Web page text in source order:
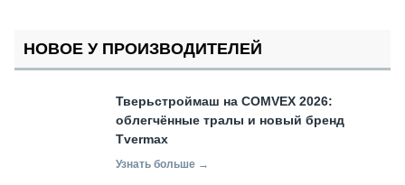
НОВОЕ У ПРОИЗВОДИТЕЛЕЙ
Тверьстроймаш на COMVEX 2026:
облегчённые тралы и новый бренд
Tvermax
Узнать больше →